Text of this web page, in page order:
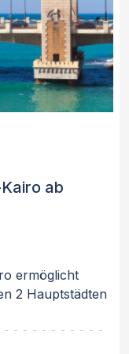
ab
ermöglicht
2 Hauptstädten
entdecken